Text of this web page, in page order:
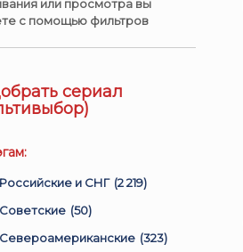
или просмотра вы
с помощью фильтров
сериал
Российские и СНГ (2 219)
Советские (50)
Североамериканские (323)